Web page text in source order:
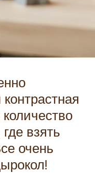
взять
очень